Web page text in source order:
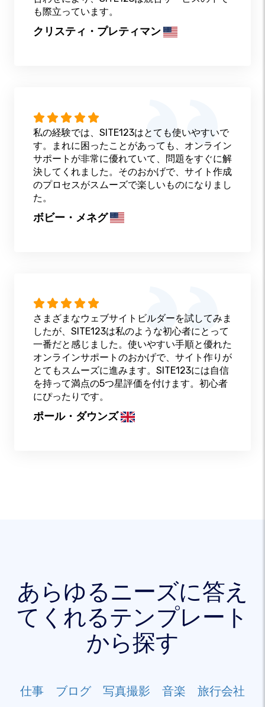
も際立っています。
クリスティ・プレティマン
私の経験では、SITE123はとても使いやすいで
す。まれに困ったことがあっても、オンライン
サポートが非常に優れていて、問題をすぐに解
決してくれました。そのおかげで、サイト作成
のプロセスがスムーズで楽しいものになりまし
た。
ボビー・メネグ
さまざまなウェブサイトビルダーを試してみま
したが、SITE123は私のような初心者にとって
一番だと感じました。使いやすい手順と優れた
オンラインサポートのおかげで、サイト作りが
とてもスムーズに進みます。SITE123には自信
を持って満点の5つ星評価を付けます。初心者
にぴったりです。
ポール・ダウンズ
あらゆるニーズに答え
てくれるテンプレート
から探す
仕事 ブログ 写真撮影 音楽
旅行会社